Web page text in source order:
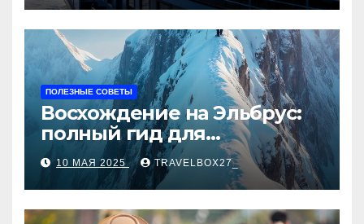
ПОЛЕЗНЫЕ СОВЕТЫ
Восхождение на Эльбрус:
полный гид для
покорителя высочайшей
вершины Европы
10 МАЯ 2025 TRAVELBOX27_